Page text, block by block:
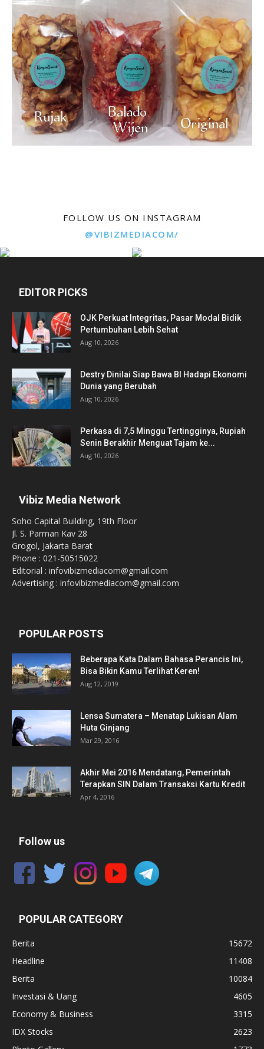
FOLLOW US ON INSTAGRAM
@VIBIZMEDIACOM/
EDITOR PICKS
OJK Perkuat Integritas, Pasar Modal Bidik
Pertumbuhan Lebih Sehat
Aug 10, 2026
Destry Dinilai Siap Bawa BI Hadapi Ekonomi
Dunia yang Berubah
Aug 10, 2026
Perkasa di 7,5 Minggu Tertingginya, Rupiah
Senin Berakhir Menguat Tajam ke...
Aug 10, 2026
Vibiz Media Network
Soho Capital Building, 19th Floor
Jl. S. Parman Kav 28
Grogol, Jakarta Barat
Phone : 021-50515022
Editorial : infovibizmediacom@gmail.com
Advertising : infovibizmediacom@gmail.com
POPULAR POSTS
Beberapa Kata Dalam Bahasa Perancis Ini,
Bisa Bikin Kamu Terlihat Keren!
Aug 12, 2019
Lensa Sumatera – Menatap Lukisan Alam
Huta Ginjang
Mar 29, 2016
Akhir Mei 2016 Mendatang, Pemerintah
Terapkan SIN Dalam Transaksi Kartu Kredit
Apr 4, 2016
Follow us
POPULAR CATEGORY
Berita
15672
Headline
11408
Berita
10084
Investasi & Uang
4605
Economy & Business
3315
IDX Stocks
2623